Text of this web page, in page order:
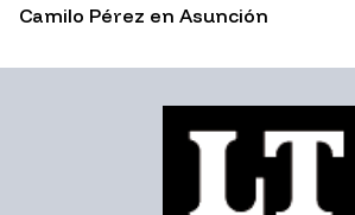
Camilo Pérez en Asunción